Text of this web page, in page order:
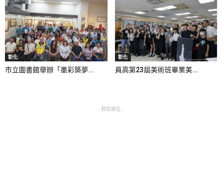
彰化
市立圖書館舉辦「墨彩築夢...
彰化
員高第23屆美術班畢業美...
- 贊助廣告 -